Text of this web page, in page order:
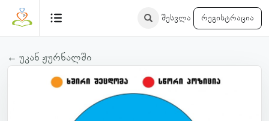
შესვლა რეგისტრაცია
← უკან ჟურნალში